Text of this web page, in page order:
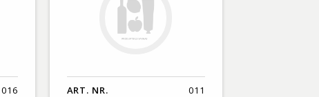
016 ART. NR. 011